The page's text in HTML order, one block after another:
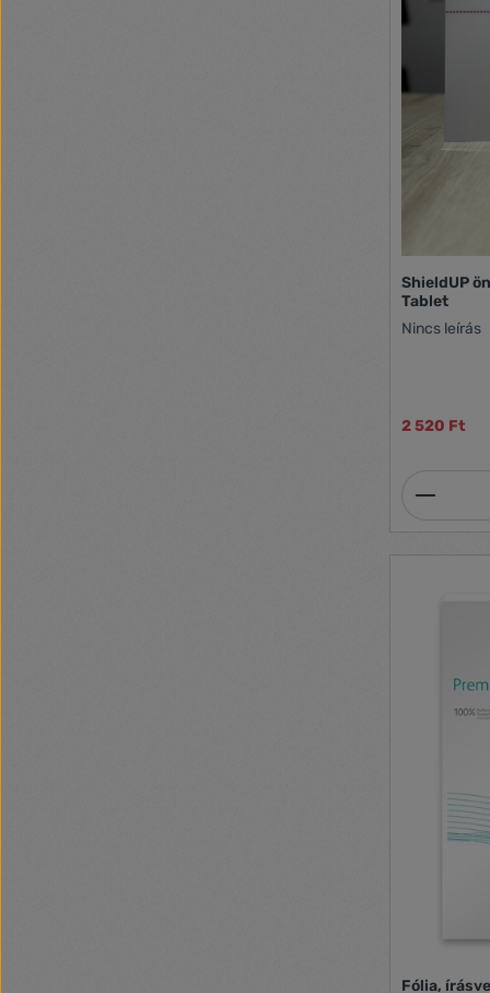
ShieldUP
Tablet
Nincs leírás
2 520 Ft
Fólia,